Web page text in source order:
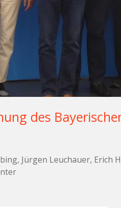
des
Jürgen Leuchauer, Erich